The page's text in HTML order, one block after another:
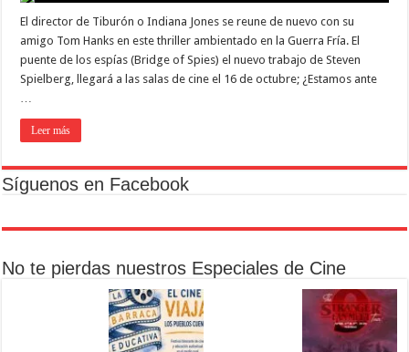
El director de Tiburón o Indiana Jones se reune de nuevo con su
amigo Tom Hanks en este thriller ambientado en la Guerra Fría. El
puente de los espías (Bridge of Spies) el nuevo trabajo de Steven
Spielberg, llegará a las salas de cine el 16 de octubre; ¿Estamos ante
…
Leer más
Síguenos en Facebook
No te pierdas nuestros Especiales de Cine